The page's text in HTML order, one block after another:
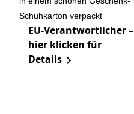
Schuhkarton verpackt
EU-Verantwortlicher –
hier klicken für
Details